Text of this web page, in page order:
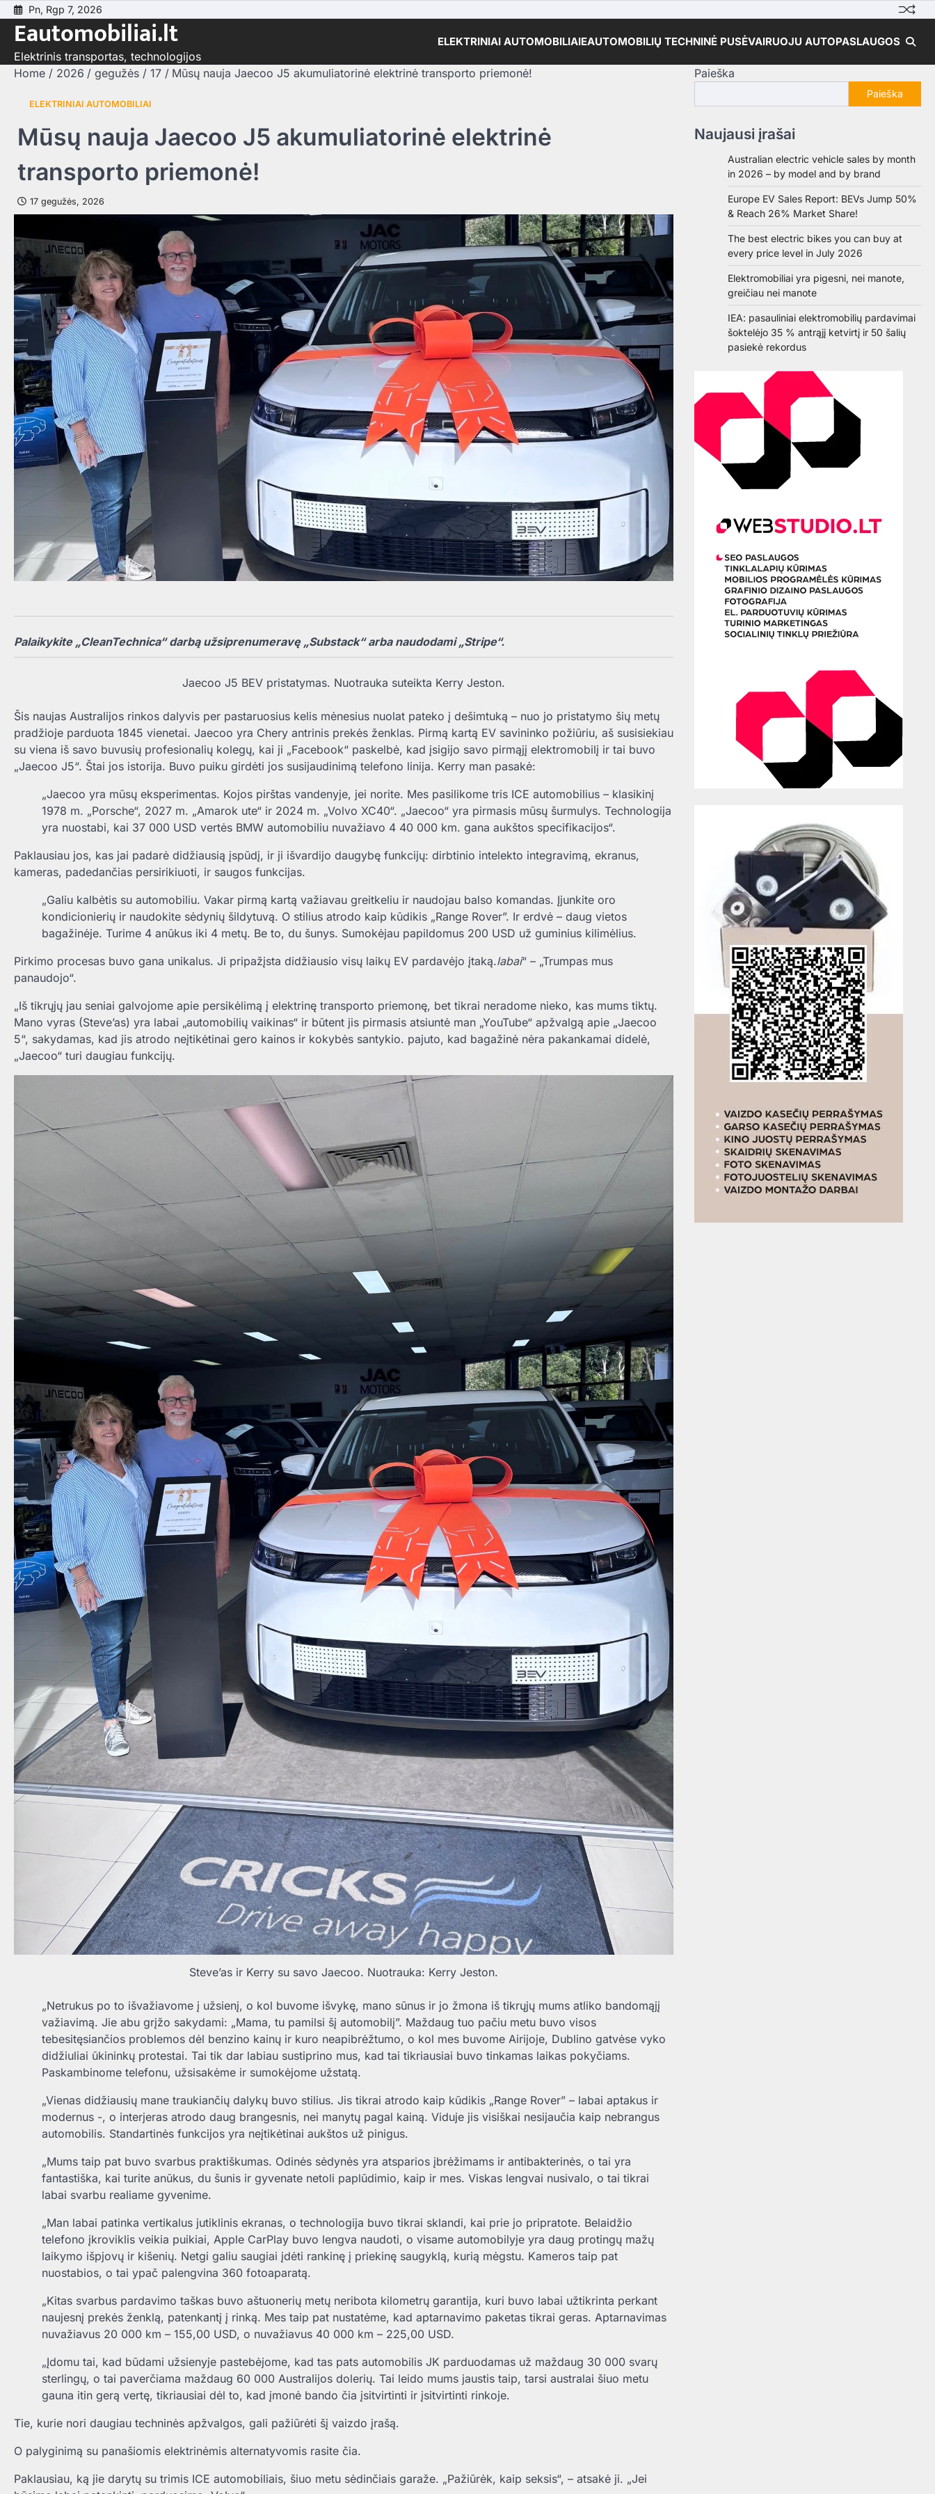
Skip
content
Pn, Rgp 7, 2026
Eautomobiliai.lt
Elektrinis transportas, technologijos
ELEKTRINIAI AUTOMOBILIAIEAUTOMOBILIŲ TECHNINĖ PUSĖVAIRUOJU AUTOPASLAUGOS
Home 2026 gegužės 17 Mūsų nauja Jaecoo J5 akumuliatorinė elektrinė transporto priemonė!
ELEKTRINIAI AUTOMOBILIAI
Mūsų nauja Jaecoo J5 akumuliatorinė elektrinė
transporto priemonė!
17 gegužės, 2026
Palaikykite „CleanTechnica“ darbą užsiprenumeravę „Substack“ arba naudodami „Stripe“.
Jaecoo J5 BEV pristatymas. Nuotrauka suteikta Kerry Jeston.
Šis naujas Australijos rinkos dalyvis per pastaruosius kelis mėnesius nuolat pateko į dešimtuką – nuo ​​jo pristatymo šių metų
pradžioje parduota 1845 vienetai. Jaecoo yra Chery antrinis prekės ženklas. Pirmą kartą EV savininko požiūriu, aš susisiekiau
su viena iš savo buvusių profesionalių kolegų, kai ji „Facebook“ paskelbė, kad įsigijo savo pirmąjį elektromobilį ir tai buvo
„Jaecoo J5“. Štai jos istorija. Buvo puiku girdėti jos susijaudinimą telefono linija. Kerry man pasakė:
„Jaecoo yra mūsų eksperimentas. Kojos pirštas vandenyje, jei norite. Mes pasilikome tris ICE automobilius – klasikinį
1978 m. „Porsche“, 2027 m. „Amarok ute“ ir 2024 m. „Volvo XC40“. „Jaecoo“ yra pirmasis mūsų šurmulys. Technologija
yra nuostabi, kai 37 000 USD vertės BMW automobiliu nuvažiavo 4 40 000 km. gana aukštos specifikacijos“.
Paklausiau jos, kas jai padarė didžiausią įspūdį, ir ji išvardijo daugybę funkcijų: dirbtinio intelekto integravimą, ekranus,
kameras, padedančias persirikiuoti, ir saugos funkcijas.
„Galiu kalbėtis su automobiliu. Vakar pirmą kartą važiavau greitkeliu ir naudojau balso komandas. Įjunkite oro
kondicionierių ir naudokite sėdynių šildytuvą. O stilius atrodo kaip kūdikis „Range Rover”. Ir erdvė – daug vietos
bagažinėje. Turime 4 anūkus iki 4 metų. Be to, du šunys. Sumokėjau papildomus 200 USD už guminius kilimėlius.
Pirkimo procesas buvo gana unikalus. Ji pripažįsta didžiausio visų laikų EV pardavėjo įtaką.labai“ – „Trumpas mus
panaudojo“.
„Iš tikrųjų jau seniai galvojome apie persikėlimą į elektrinę transporto priemonę, bet tikrai neradome nieko, kas mums tiktų.
Mano vyras (Steve’as) yra labai „automobilių vaikinas“ ir būtent jis pirmasis atsiuntė man „YouTube“ apžvalgą apie „Jaecoo
5“, sakydamas, kad jis atrodo neįtikėtinai gero kainos ir kokybės santykio. pajuto, kad bagažinė nėra pakankamai didelė,
„Jaecoo“ turi daugiau funkcijų.
Steve’as ir Kerry su savo Jaecoo. Nuotrauka: Kerry Jeston.
„Netrukus po to išvažiavome į užsienį, o kol buvome išvykę, mano sūnus ir jo žmona iš tikrųjų mums atliko bandomąjį
važiavimą. Jie abu grįžo sakydami: „Mama, tu pamilsi šį automobilį”. Maždaug tuo pačiu metu buvo visos
tebesitęsiančios problemos dėl benzino kainų ir kuro neapibrėžtumo, o kol mes buvome Airijoje, Dublino gatvėse vyko
didžiuliai ūkininkų protestai. Tai tik dar labiau sustiprino mus, kad tai tikriausiai buvo tinkamas laikas pokyčiams.
Paskambinome telefonu, užsisakėme ir sumokėjome užstatą.
„Vienas didžiausių mane traukiančių dalykų buvo stilius. Jis tikrai atrodo kaip kūdikis „Range Rover” – labai aptakus ir
modernus -, o interjeras atrodo daug brangesnis, nei manytų pagal kainą. Viduje jis visiškai nesijaučia kaip nebrangus
automobilis. Standartinės funkcijos yra neįtikėtinai aukštos už pinigus.
„Mums taip pat buvo svarbus praktiškumas. Odinės sėdynės yra atsparios įbrėžimams ir antibakterinės, o tai yra
fantastiška, kai turite anūkus, du šunis ir gyvenate netoli paplūdimio, kaip ir mes. Viskas lengvai nusivalo, o tai tikrai
labai svarbu realiame gyvenime.
„Man labai patinka vertikalus jutiklinis ekranas, o technologija buvo tikrai sklandi, kai prie jo pripratote. Belaidžio
telefono įkroviklis veikia puikiai, Apple CarPlay buvo lengva naudoti, o visame automobilyje yra daug protingų mažų
laikymo išpjovų ir kišenių. Netgi galiu saugiai įdėti rankinę į priekinę saugyklą, kurią mėgstu. Kameros taip pat
nuostabios, o tai ypač palengvina 360 fotoaparatą.
„Kitas svarbus pardavimo taškas buvo aštuonerių metų neribota kilometrų garantija, kuri buvo labai užtikrinta perkant
naujesnį prekės ženklą, patenkantį į rinką. Mes taip pat nustatėme, kad aptarnavimo paketas tikrai geras. Aptarnavimas
nuvažiavus 20 000 km – 155,00 USD, o nuvažiavus 40 000 km – 225,00 USD.
„Įdomu tai, kad būdami užsienyje pastebėjome, kad tas pats automobilis JK parduodamas už maždaug 30 000 svarų
sterlingų, o tai paverčiama maždaug 60 000 Australijos dolerių. Tai leido mums jaustis taip, tarsi australai šiuo metu
gauna itin gerą vertę, tikriausiai dėl to, kad įmonė bando čia įsitvirtinti ir įsitvirtinti rinkoje.
Tie, kurie nori daugiau techninės apžvalgos, gali pažiūrėti šį vaizdo įrašą.
O palyginimą su panašiomis elektrinėmis alternatyvomis rasite čia.
Paklausiau, ką jie darytų su trimis ICE automobiliais, šiuo metu sėdinčiais garaže. „Pažiūrėk, kaip seksis“, – atsakė ji. „Jei
Paieška
Paieška
Naujausi įrašai
Australian electric vehicle sales by month
in 2026 – by model and by brand
Europe EV Sales Report: BEVs Jump 50%
& Reach 26% Market Share!
The best electric bikes you can buy at
every price level in July 2026
Elektromobiliai yra pigesni, nei manote,
greičiau nei manote
IEA: pasauliniai elektromobilių pardavimai
šoktelėjo 35 % antrąjį ketvirtį ir 50 šalių
pasiekė rekordus